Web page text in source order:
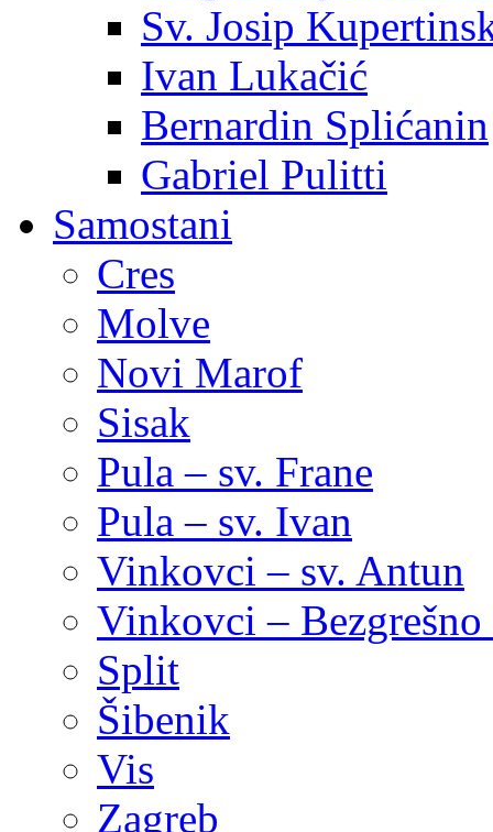
Sv. Josip
Ivan Lukačić
Bernardin Splićanin
Gabriel Pulitti
Samostani
Cres
Molve
Novi Marof
Sisak
Pula – sv. Frane
Pula – sv. Ivan
Vinkovci – sv. Antun
Vinkovci –
Split
Šibenik
Vis
Zagreb